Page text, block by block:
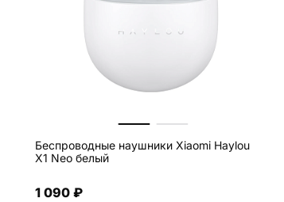
Беспроводные наушники Xiaomi Haylou
X1 Neo белый
1 090 ₽